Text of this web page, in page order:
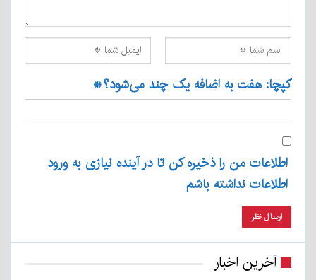
کپچا: هفت به اضافه یک چند می‌شود؟*
اطلاعات من را ذخیره کن تا در آینده نیازی به ورود
اطلاعات نداشته باشم
آخرین اخبار